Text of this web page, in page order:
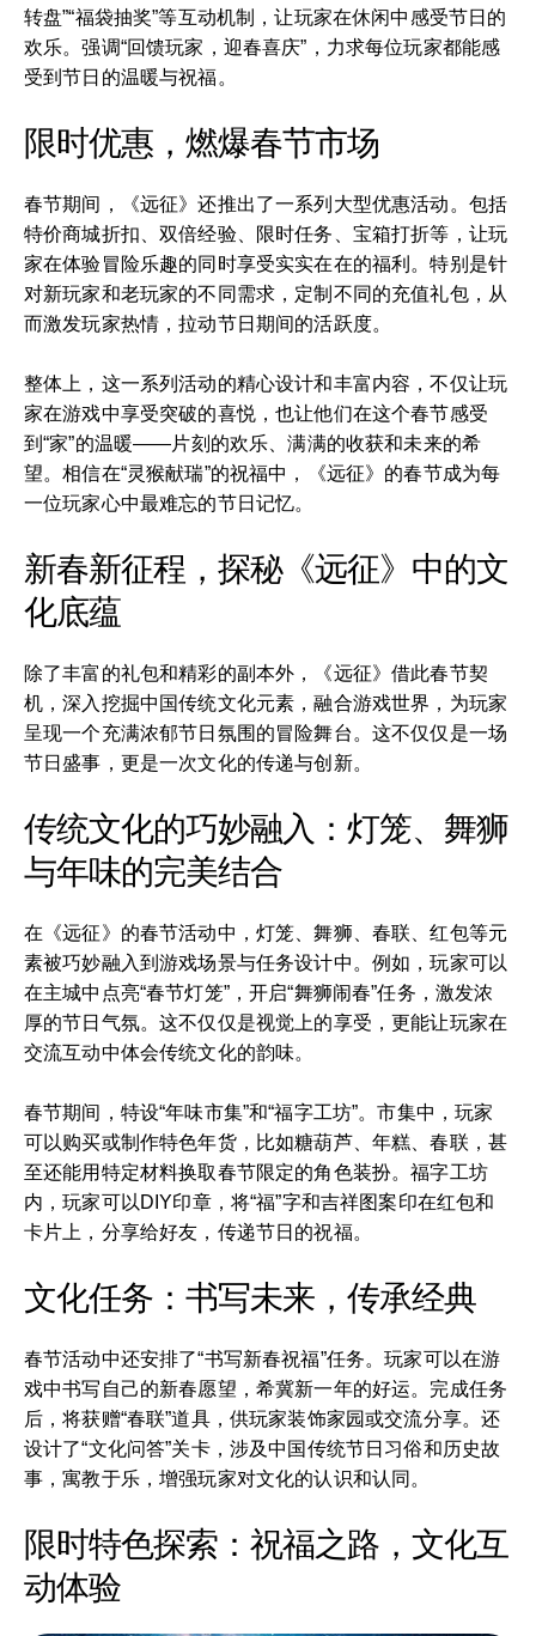
转盘”“福袋抽奖”等互动机制，让玩家在休闲中感受节日的
欢乐。强调“回馈玩家，迎春喜庆”，力求每位玩家都能感
受到节日的温暖与祝福。
限时优惠，燃爆春节市场
春节期间，《远征》还推出了一系列大型优惠活动。包括
特价商城折扣、双倍经验、限时任务、宝箱打折等，让玩
家在体验冒险乐趣的同时享受实实在在的福利。特别是针
对新玩家和老玩家的不同需求，定制不同的充值礼包，从
而激发玩家热情，拉动节日期间的活跃度。
整体上，这一系列活动的精心设计和丰富内容，不仅让玩
家在游戏中享受突破的喜悦，也让他们在这个春节感受
到“家”的温暖——片刻的欢乐、满满的收获和未来的希
望。相信在“灵猴献瑞”的祝福中，《远征》的春节成为每
一位玩家心中最难忘的节日记忆。
新春新征程，探秘《远征》中的文
化底蕴
除了丰富的礼包和精彩的副本外，《远征》借此春节契
机，深入挖掘中国传统文化元素，融合游戏世界，为玩家
呈现一个充满浓郁节日氛围的冒险舞台。这不仅仅是一场
节日盛事，更是一次文化的传递与创新。
传统文化的巧妙融入：灯笼、舞狮
与年味的完美结合
在《远征》的春节活动中，灯笼、舞狮、春联、红包等元
素被巧妙融入到游戏场景与任务设计中。例如，玩家可以
在主城中点亮“春节灯笼”，开启“舞狮闹春”任务，激发浓
厚的节日气氛。这不仅仅是视觉上的享受，更能让玩家在
交流互动中体会传统文化的韵味。
春节期间，特设“年味市集”和“福字工坊”。市集中，玩家
可以购买或制作特色年货，比如糖葫芦、年糕、春联，甚
至还能用特定材料换取春节限定的角色装扮。福字工坊
内，玩家可以DIY印章，将“福”字和吉祥图案印在红包和
卡片上，分享给好友，传递节日的祝福。
文化任务：书写未来，传承经典
春节活动中还安排了“书写新春祝福”任务。玩家可以在游
戏中书写自己的新春愿望，希冀新一年的好运。完成任务
后，将获赠“春联”道具，供玩家装饰家园或交流分享。还
设计了“文化问答”关卡，涉及中国传统节日习俗和历史故
事，寓教于乐，增强玩家对文化的认识和认同。
限时特色探索：祝福之路，文化互
动体验